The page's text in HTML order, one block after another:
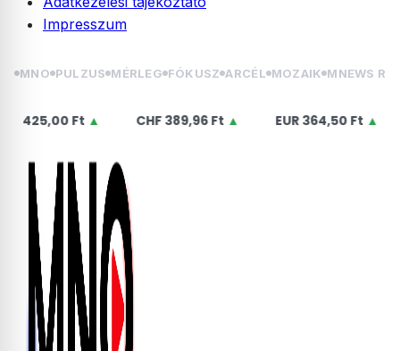
Impresszum
MNO PULZUS MÉRLEG FÓKUSZ ARCÉL MOZAIK MNEWS
Ft▲ CHF 389,96 Ft▲ EUR 364,50 Ft▲ USD